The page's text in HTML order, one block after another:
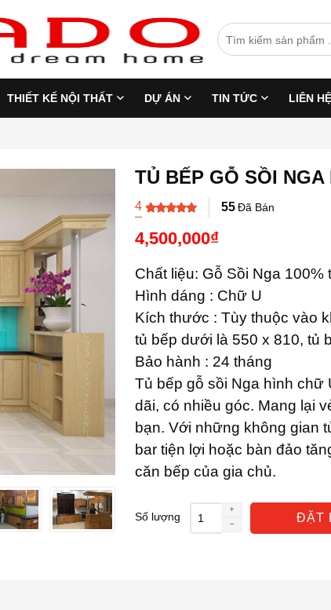
THIẾT KẾ NỘI THẤT DỰ ÁN TIN TỨC LIÊN HỆ
TỦ BẾP GỖ SỒI NGA
4 55Đã Bán
4,500,000₫
Chất liệu: Gỗ Sồi Nga 100%
Hình dáng : Chữ U
Kích thước : Tùy thuộc vào
tủ bếp dưới là 550 x 810, tủ
Bảo hành : 24 tháng
Tủ bếp gỗ sồi Nga hình chữ
dãi, có nhiều góc. Mang lại
bạn. Với những không gian
bar tiện lợi hoặc bàn đảo
căn bếp của gia chủ.
Số lượng ĐẶT